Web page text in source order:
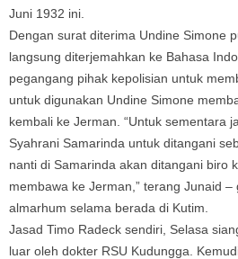
Juni 1932 ini.
Dengan surat diterima Undine Simone
langsung diterjemahkan ke Bahasa
pegangang pihak kepolisian untuk
untuk digunakan Undine Simone
kembali ke Jerman. “Untuk sementara
Syahrani Samarinda untuk ditangani
nanti di Samarinda akan ditangani biro
membawa ke Jerman,” terang Junaid
almarhum selama berada di Kutim.
Jasad Timo Radeck sendiri, Selasa
luar oleh dokter RSU Kudungga.